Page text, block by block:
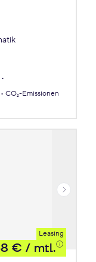
CO₂-Emissionen
Leasing
€ / mtl.